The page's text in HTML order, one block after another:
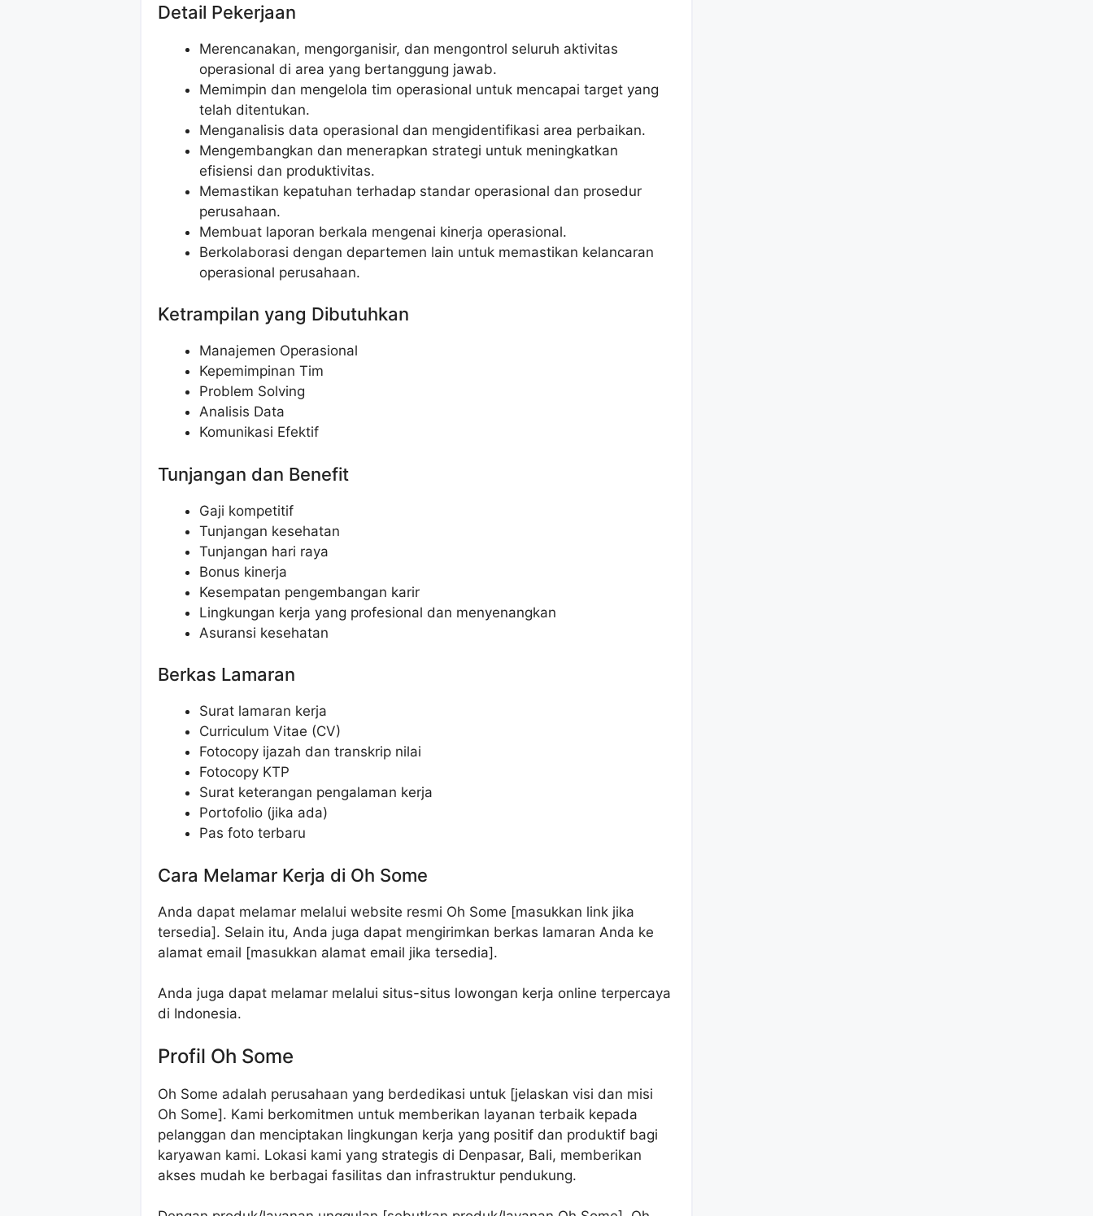
Detail Pekerjaan
Merencanakan, mengorganisir, dan mengontrol seluruh aktivitas
operasional di area yang bertanggung jawab.
Memimpin dan mengelola tim operasional untuk mencapai target yang
telah ditentukan.
Menganalisis data operasional dan mengidentifikasi area perbaikan.
Mengembangkan dan menerapkan strategi untuk meningkatkan
efisiensi dan produktivitas.
Memastikan kepatuhan terhadap standar operasional dan prosedur
perusahaan.
Membuat laporan berkala mengenai kinerja operasional.
Berkolaborasi dengan departemen lain untuk memastikan kelancaran
operasional perusahaan.
Ketrampilan yang Dibutuhkan
Manajemen Operasional
Kepemimpinan Tim
Problem Solving
Analisis Data
Komunikasi Efektif
Tunjangan dan Benefit
Gaji kompetitif
Tunjangan kesehatan
Tunjangan hari raya
Bonus kinerja
Kesempatan pengembangan karir
Lingkungan kerja yang profesional dan menyenangkan
Asuransi kesehatan
Berkas Lamaran
Surat lamaran kerja
Curriculum Vitae (CV)
Fotocopy ijazah dan transkrip nilai
Fotocopy KTP
Surat keterangan pengalaman kerja
Portofolio (jika ada)
Pas foto terbaru
Cara Melamar Kerja di Oh Some
Anda dapat melamar melalui website resmi Oh Some [masukkan link jika
tersedia]. Selain itu, Anda juga dapat mengirimkan berkas lamaran Anda ke
alamat email [masukkan alamat email jika tersedia].
Anda juga dapat melamar melalui situs-situs lowongan kerja online terpercaya
di Indonesia.
Profil Oh Some
Oh Some adalah perusahaan yang berdedikasi untuk [jelaskan visi dan misi
Oh Some]. Kami berkomitmen untuk memberikan layanan terbaik kepada
pelanggan dan menciptakan lingkungan kerja yang positif dan produktif bagi
karyawan kami. Lokasi kami yang strategis di Denpasar, Bali, memberikan
akses mudah ke berbagai fasilitas dan infrastruktur pendukung.